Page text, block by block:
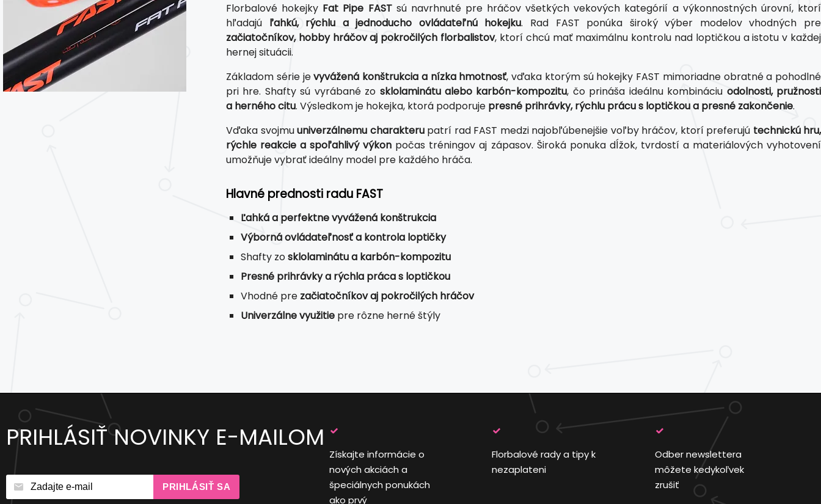
Florbalové hokejky Fat Pipe FASTsú navrhnuté pre hráčov všetkých vekových kategórií a výkonnostných úrovní, ktorí
hľadajú ľahkú, rýchlu a jednoducho ovládateľnú hokejku. Rad FAST ponúka široký výber modelov vhodných pre
začiatočníkov, hobby hráčov aj pokročilých florbalistov, ktorí chcú mať maximálnu kontrolu nad loptičkou a istotu v každej
hernej situácii.
Základom série jevyvážená konštrukcia a nízka hmotnosť, vďaka ktorým sú hokejky FAST mimoriadne obratné a pohodlné
pri hre. Shafty sú vyrábané zo sklolaminátu alebo karbón-kompozitu, čo prináša ideálnu kombináciu odolnosti, pružnosti
a herného citu. Výsledkom je hokejka, ktorá podporuje presné prihrávky, rýchlu prácu s loptičkou a presné zakončenie.
Vďaka svojmuuniverzálnemu charakterupatrí rad FAST medzi najobľúbenejšie voľby hráčov, ktorí preferujú technickú hru,
rýchle reakcie a spoľahlivý výkon počas tréningov aj zápasov. Široká ponuka dĺžok, tvrdostí a materiálových vyhotovení
umožňuje vybrať ideálny model pre každého hráča.
Hlavné prednosti radu FAST
Ľahká a perfektne vyvážená konštrukcia
Výborná ovládateľnosť a kontrola loptičky
Shafty zosklolaminátu a karbón-kompozitu
Presné prihrávky a rýchla práca s loptičkou
Vhodné pre začiatočníkov aj pokročilých hráčov
Univerzálne využitie pre rôzne herné štýly
PRIHLÁSIŤ NOVINKY E-MAILOM
PRIHLÁSIŤ SA
Získajte informácie o
nových akciách a
špeciálnych ponukách
ako prvý
Florbalové rady a tipy k
nezaplateni
Odber newslettera
môžete kedykoľvek
zrušiť